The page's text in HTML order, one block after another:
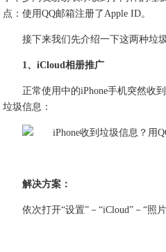
点：使用QQ邮箱注册了Apple ID。
接下来我们先介绍一下这两种垃
1、iCloud相册推广
正常使用中的iPhone手机突然收
垃圾信息：
解决方案：
依次打开“设置”－“iCloud”－“照